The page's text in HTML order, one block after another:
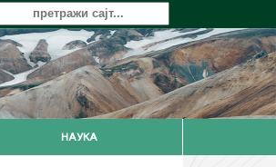
НАУКА